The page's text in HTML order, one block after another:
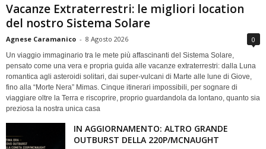
Vacanze Extraterrestri: le migliori location
del nostro Sistema Solare
Agnese Caramanico - 8 Agosto 2026 0
Un viaggio immaginario tra le mete più affascinanti del Sistema Solare,
pensato come una vera e propria guida alle vacanze extraterrestri: dalla Luna
romantica agli asteroidi solitari, dai super-vulcani di Marte alle lune di Giove,
fino alla “Morte Nera” Mimas. Cinque itinerari impossibili, per sognare di
viaggiare oltre la Terra e riscoprire, proprio guardandola da lontano, quanto sia
preziosa la nostra unica casa
IN AGGIORNAMENTO: ALTRO GRANDE
OUTBURST DELLA 220P/MCNAUGHT